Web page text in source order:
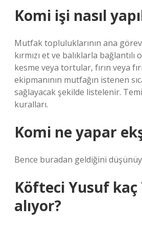
Komi işi nasıl
Mutfak topluluklarının ana
kırmızı et ve balıklarla
kesme veya tortular, fırın veya
ekipmanının mutfağın istenen
sağlayacak şekilde listelenir.
kuralları.
Komi ne yapar
Bence buradan geldiğini
Köfteci Yusuf kaç
alıyor?